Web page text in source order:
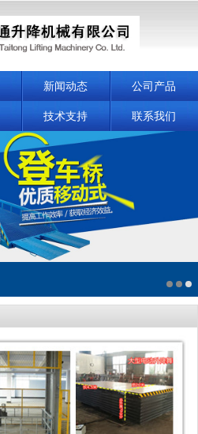
新闻动态 公司产品
技术支持 联系我们